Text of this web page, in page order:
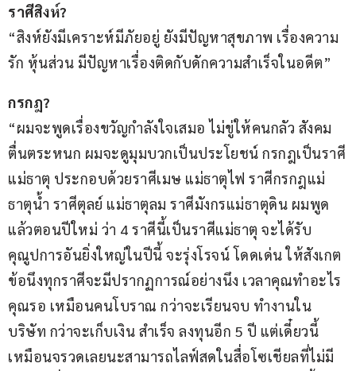
ราศีสิงห์?
“สิงห์ยังมีเคราะห์มีภัยอยู่ ยังมีปัญหาสุขภาพ เรื่องความ
รัก หุ้นส่วน มีปัญหาเรื่องติดกับดักความสำเร็จในอดีต”
กรกฎ?
“ผมจะพูดเรื่องขวัญกำลังใจเสมอ ไม่ขู่ให้คนกลัว สังคม
ตื่นตระหนก ผมจะดูมุมบวกเป็นประโยชน์ กรกฎเป็นราศี
แม่ธาตุ ประกอบด้วยราศีเมษ แม่ธาตุไฟ ราศีกรกฎแม่
ธาตุน้ำ ราศีตุลย์ แม่ธาตุลม ราศีมังกรแม่ธาตุดิน ผมพูด
แล้วตอนปีใหม่ ว่า 4 ราศีนี้เป็นราศีแม่ธาตุ จะได้รับ
คุณูปการอันยิ่งใหญ่ในปีนี้ จะรุ่งโรจน์ โดดเด่น ให้สังเกต
ข้อนึงทุกราศีจะมีปรากฏการณ์อย่างนึง เวลาคุณทำอะไร
คุณรอ เหมือนคนโบราณ กว่าจะเรียนจบ ทำงานใน
บริษัท กว่าจะเก็บเงิน สำเร็จ ลงทุนอีก 5 ปี แต่เดี๋ยวนี้
เหมือนจรวดเลยนะสามารถไลฟ์สดในสื่อโซเชียลที่ไม่มี